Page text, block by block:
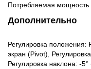
Потребляемая
Дополнительно
Регулировка положения:
экран (Pivot),
Регулировка наклона: -5°